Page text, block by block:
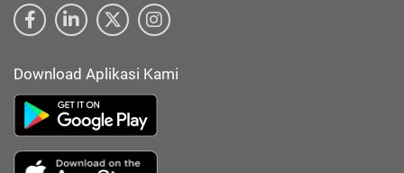
Download Aplikasi Kami